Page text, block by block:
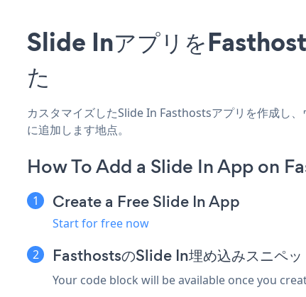
Slide Inアプリを
た
カスタマイズしたSlide In Fasthostsアプリを作成し
に追加します地点。
How To Add a Slide In App on
Create a Free Slide In App
Start for free now
FasthostsのSlide In埋め込みスニペッ
Your code block will be available once you